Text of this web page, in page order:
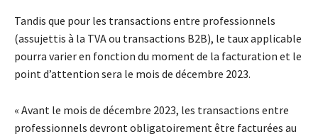
Tandis que pour les transactions entre professionnels
(assujettis à la TVA ou transactions B2B), le taux applicable
pourra varier en fonction du moment de la facturation et le
point d’attention sera le mois de décembre 2023.
« Avant le mois de décembre 2023, les transactions entre
professionnels devront obligatoirement être facturées au